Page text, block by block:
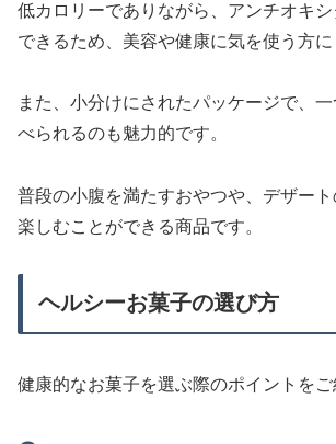
低カロリーでありながら、アンチオキ
できるため、美容や健康に気を使う方に
また、小分けにされたパッケージで、
べられるのも魅力的です。
普段の小腹を満たすおやつや、デザー
楽しむことができる商品です。
ヘルシーお菓子の選び方
健康的なお菓子を選ぶ際のポイントをご